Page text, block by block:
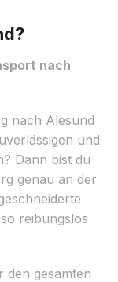
nach
nach Alesund
und
Dann bist du
genau an der
reibungslos
den gesamten